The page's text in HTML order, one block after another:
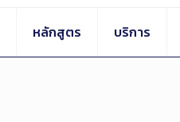
หลักสูตร บริการ